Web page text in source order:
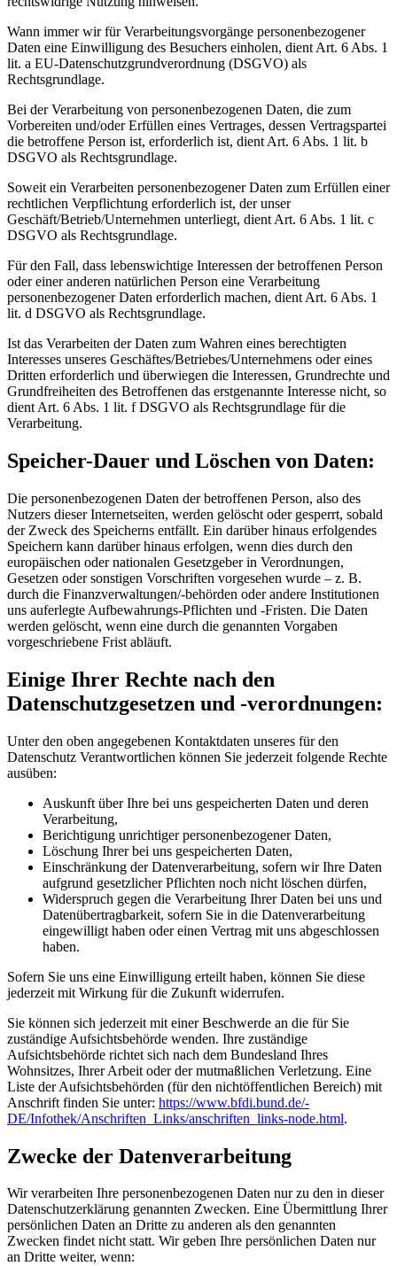
Wann immer wir für Verarbeitungsvorgänge personenbezogener
Daten eine Einwilligung des Besuchers einholen, dient Art. 6 Abs. 1
lit. a EU-Datenschutzgrundverordnung (DSGVO) als
Rechtsgrundlage.
Bei der Verarbeitung von personenbezogenen Daten, die zum
Vorbereiten und/oder Erfüllen eines Vertrages, dessen Vertragspartei
die betroffene Person ist, erforderlich ist, dient Art. 6 Abs. 1 lit. b
DSGVO als Rechtsgrundlage.
Soweit ein Verarbeiten personenbezogener Daten zum Erfüllen einer
rechtlichen Verpflichtung erforderlich ist, der unser
Geschäft/Betrieb/Unternehmen unterliegt, dient Art. 6 Abs. 1 lit. c
DSGVO als Rechtsgrundlage.
Für den Fall, dass lebenswichtige Interessen der betroffenen Person
oder einer anderen natürlichen Person eine Verarbeitung
personenbezogener Daten erforderlich machen, dient Art. 6 Abs. 1
lit. d DSGVO als Rechtsgrundlage.
Ist das Verarbeiten der Daten zum Wahren eines berechtigten
Interesses unseres Geschäftes/Betriebes/Unternehmens oder eines
Dritten erforderlich und überwiegen die Interessen, Grundrechte und
Grundfreiheiten des Betroffenen das erstgenannte Interesse nicht, so
dient Art. 6 Abs. 1 lit. f DSGVO als Rechtsgrundlage für die
Verarbeitung.
Speicher-Dauer und Löschen von Daten:
Die personenbezogenen Daten der betroffenen Person, also des
Nutzers dieser Internetseiten, werden gelöscht oder gesperrt, sobald
der Zweck des Speicherns entfällt. Ein darüber hinaus erfolgendes
Speichern kann darüber hinaus erfolgen, wenn dies durch den
europäischen oder nationalen Gesetzgeber in Verordnungen,
Gesetzen oder sonstigen Vorschriften vorgesehen wurde – z. B.
durch die Finanzverwaltungen/-behörden oder andere Institutionen
uns auferlegte Aufbewahrungs-Pflichten und -Fristen. Die Daten
werden gelöscht, wenn eine durch die genannten Vorgaben
vorgeschriebene Frist abläuft.
Einige Ihrer Rechte nach den
Datenschutzgesetzen und -verordnungen:
Unter den oben angegebenen Kontaktdaten unseres für den
Datenschutz Verantwortlichen können Sie jederzeit folgende Rechte
ausüben:
Auskunft über Ihre bei uns gespeicherten Daten und deren
Verarbeitung,
Berichtigung unrichtiger personenbezogener Daten,
Löschung Ihrer bei uns gespeicherten Daten,
Einschränkung der Datenverarbeitung, sofern wir Ihre Daten
aufgrund gesetzlicher Pflichten noch nicht löschen dürfen,
Widerspruch gegen die Verarbeitung Ihrer Daten bei uns und
Datenübertragbarkeit, sofern Sie in die Datenverarbeitung
eingewilligt haben oder einen Vertrag mit uns abgeschlossen
haben.
Sofern Sie uns eine Einwilligung erteilt haben, können Sie diese
jederzeit mit Wirkung für die Zukunft widerrufen.
Sie können sich jederzeit mit einer Beschwerde an die für Sie
zuständige Aufsichtsbehörde wenden. Ihre zuständige
Aufsichtsbehörde richtet sich nach dem Bundesland Ihres
Wohnsitzes, Ihrer Arbeit oder der mutmaßlichen Verletzung. Eine
Liste der Aufsichtsbehörden (für den nichtöffentlichen Bereich) mit
Anschrift finden Sie unter: https://www.bfdi.bund.de/­
DE/Infothek/Anschriften_Links/­anschriften_links-node.html.
Zwecke der Datenverarbeitung
Wir verarbeiten Ihre personenbezogenen Daten nur zu den in dieser
Datenschutzerklärung genannten Zwecken. Eine Übermittlung Ihrer
persönlichen Daten an Dritte zu anderen als den genannten
Zwecken findet nicht statt. Wir geben Ihre persönlichen Daten nur
an Dritte weiter, wenn: